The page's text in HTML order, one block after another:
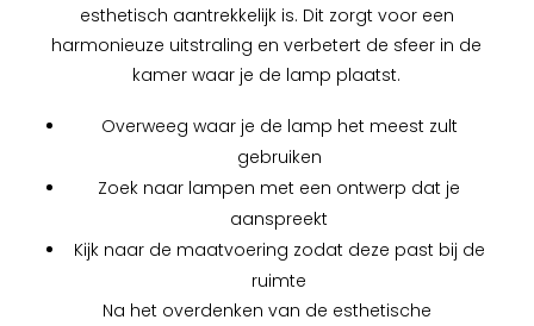
esthetisch aantrekkelijk is. Dit zorgt voor een
harmonieuze uitstraling en verbetert de sfeer in de
kamer waar je de lamp plaatst.
Overweeg waar je de lamp het meest zult
gebruiken
Zoek naar lampen met een ontwerp dat je
aanspreekt
Kijk naar de maatvoering zodat deze past bij de
ruimte
Na het overdenken van de esthetische